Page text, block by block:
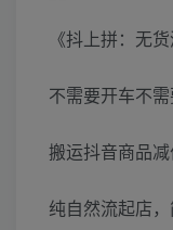
《抖上拼：无
不需要开车不
搬运抖音商品
纯自然流起店